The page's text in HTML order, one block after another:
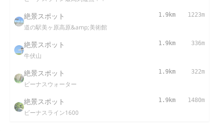
絶景スポット
道の駅美ヶ原高原&amp;美術館
1.9km 1223m
絶景スポット
牛伏山
1.9km 336m
絶景スポット
ビーナスウォーター
1.9km 322m
絶景スポット
ビーナスライン1600
1.9km 1480m